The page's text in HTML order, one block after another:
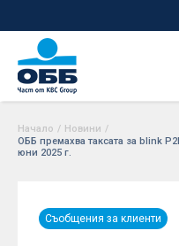
Начало / Новини /
ОББ премахва таксата за blink
юни 2025 г.
Съобщения за клиенти